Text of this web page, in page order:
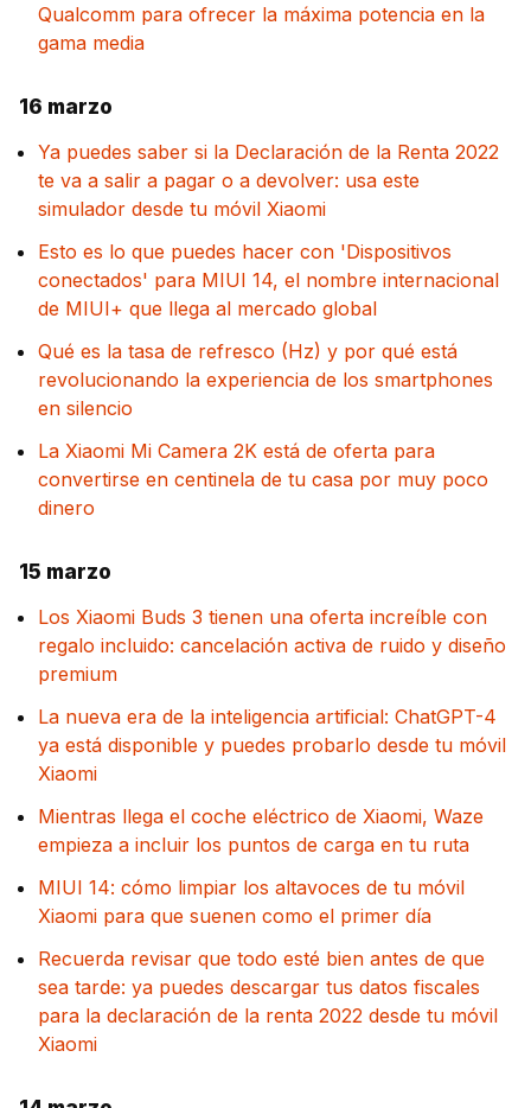
Qualcomm para ofrecer la máxima potencia en la
gama media
16 marzo
Ya puedes saber si la Declaración de la Renta 2022
te va a salir a pagar o a devolver: usa este
simulador desde tu móvil Xiaomi
Esto es lo que puedes hacer con 'Dispositivos
conectados' para MIUI 14, el nombre internacional
de MIUI+ que llega al mercado global
Qué es la tasa de refresco (Hz) y por qué está
revolucionando la experiencia de los smartphones
en silencio
La Xiaomi Mi Camera 2K está de oferta para
convertirse en centinela de tu casa por muy poco
dinero
15 marzo
Los Xiaomi Buds 3 tienen una oferta increíble con
regalo incluido: cancelación activa de ruido y diseño
premium
La nueva era de la inteligencia artificial: ChatGPT-4
ya está disponible y puedes probarlo desde tu móvil
Xiaomi
Mientras llega el coche eléctrico de Xiaomi, Waze
empieza a incluir los puntos de carga en tu ruta
MIUI 14: cómo limpiar los altavoces de tu móvil
Xiaomi para que suenen como el primer día
Recuerda revisar que todo esté bien antes de que
sea tarde: ya puedes descargar tus datos fiscales
para la declaración de la renta 2022 desde tu móvil
Xiaomi